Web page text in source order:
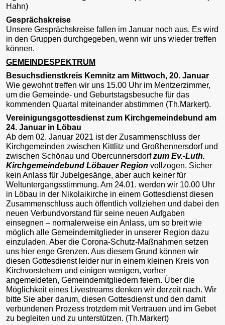
Hahn)
Gesprächskreise
Unsere Gesprächskreise fallen im Januar noch aus. Es wird
in den Gruppen durchgegeben, wenn wir uns wieder treffen
können.
GEMEINDESPEKTRUM
Besuchsdienstkreis Kemnitz am Mittwoch, 20. Januar
Wie gewohnt treffen wir uns 15.00 Uhr im Mentzerzimmer,
um die Gemeinde- und Geburtstagsbesuche für das
kommenden Quartal miteinander abstimmen (Th.Markert).
Vereinigungsgottesdienst zum Kirchgemeindebund am
24. Januar in Löbau
Ab dem 02. Januar 2021 ist der Zusammenschluss der
Kirchgemeinden zwischen Kittlitz und Großhennersdorf und
zwischen Schönau und Obercunnersdorfzum Ev.-Luth.
Kirchgemeindebund Löbauer Region vollzogen. Sicher
kein Anlass für Jubelgesänge, aber auch keiner für
Weltuntergangsstimmung. Am 24.01. werden wir 10.00 Uhr
in Löbau in der Nikolaikirche in einem Gottesdienst diesen
Zusammenschluss auch öffentlich vollziehen und dabei den
neuen Verbundvorstand für seine neuen Aufgaben
einsegnen – normalerweise ein Anlass, um so breit wie
möglich alle Gemeindemitglieder in unserer Region dazu
einzuladen. Aber die Corona-Schutz-Maßnahmen setzen
uns hier enge Grenzen. Aus diesem Grund können wir
diesen Gottesdienst leider nur in einem kleinen Kreis von
Kirchvorstehern und einigen wenigen, vorher
angemeldeten, Gemeindemitgliedern feiern. Über die
Möglichkeit eines Livestreams denken wir derzeit nach. Wir
bitte Sie aber darum, diesen Gottesdienst und den damit
verbundenen Prozess trotzdem mit Vertrauen und im Gebet
zu begleiten und zu unterstützen. (Th.Markert)